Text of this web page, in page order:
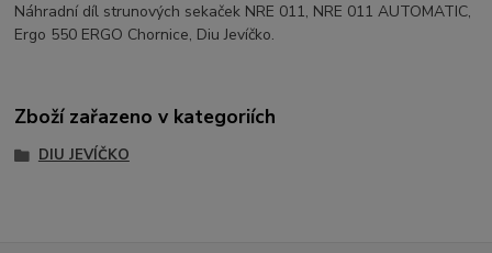
Náhradní díl strunových sekaček NRE 011, NRE 011 AUTOMATIC,
Ergo 550 ERGO Chornice, Diu Jevíčko.
Zboží zařazeno v kategoriích
DIU JEVÍČKO